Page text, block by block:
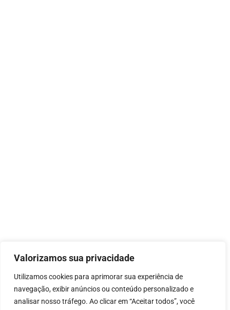
Valorizamos sua privacidade
Utilizamos cookies para aprimorar sua experiência de
navegação, exibir anúncios ou conteúdo personalizado e
analisar nosso tráfego. Ao clicar em “Aceitar todos”, você